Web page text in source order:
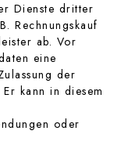
Dienste dritter
Rechnungskauf
ab. Vor
eine
der
kann in diesem
oder